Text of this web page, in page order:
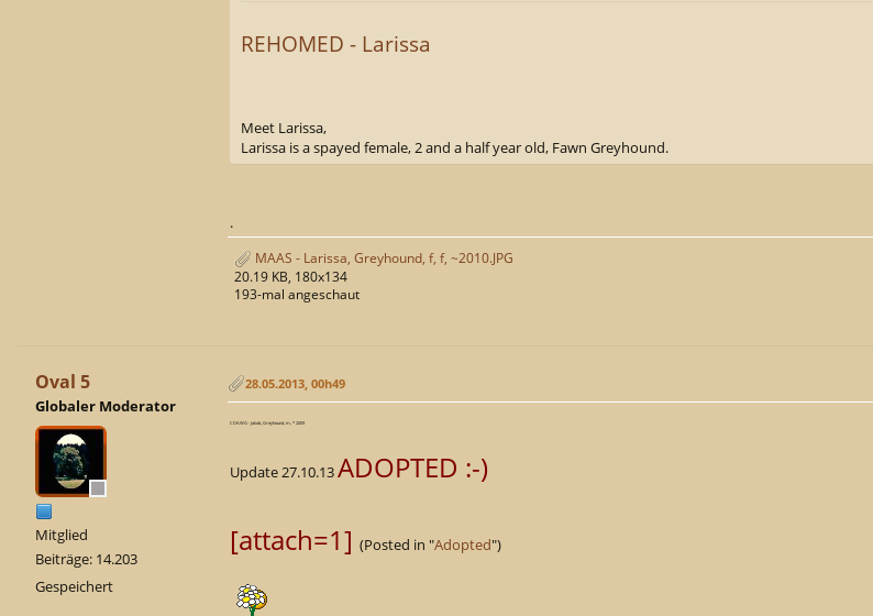
REHOMED - Larissa
Meet Larissa,
Larissa is a spayed female, 2 and a half year old, Fawn Greyhound.
.
MAAS - Larissa, Greyhound, f, f, ~2010.JPG
20.19 KB, 180x134
193-mal angeschaut
Oval 5
Globaler Moderator
Mitglied
Beiträge: 14.203
Gespeichert
28.05.2013, 00h49
CDAWG - Jakob, Greyhound, m, * 2009
Update 27.10.13ADOPTED :-)
[attach=1] (Posted in "Adopted")